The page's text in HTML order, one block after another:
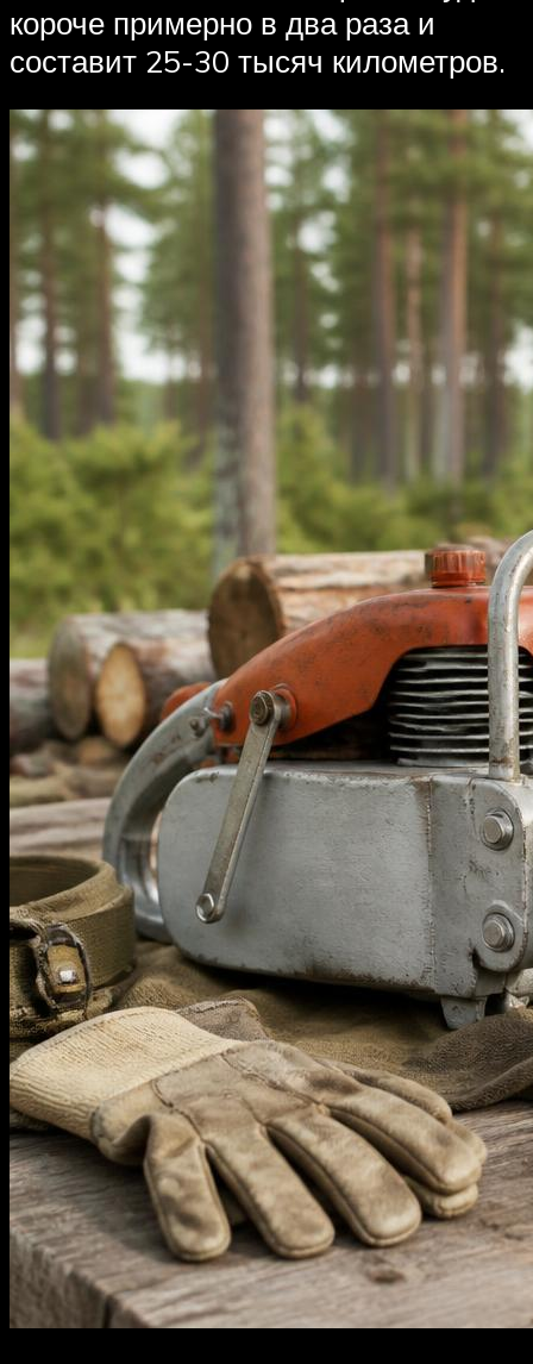
короче примерно в два раза и
составит 25-30 тысяч километров.